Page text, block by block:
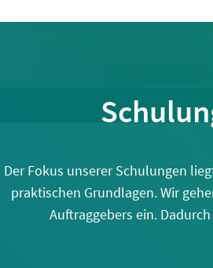
Der Fokus unserer Schulungen
praktischen Grundlagen. Wir
Auftraggebers ein.